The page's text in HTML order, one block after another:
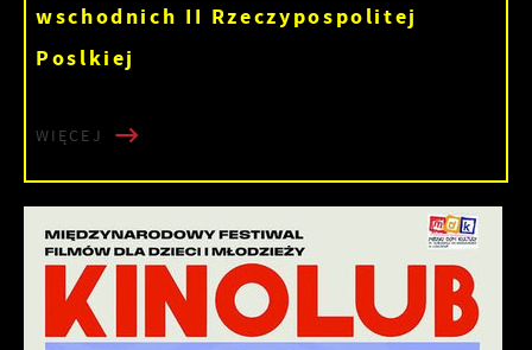
wschodnich II Rzeczypospolitej
Poslkiej
WIĘCEJ